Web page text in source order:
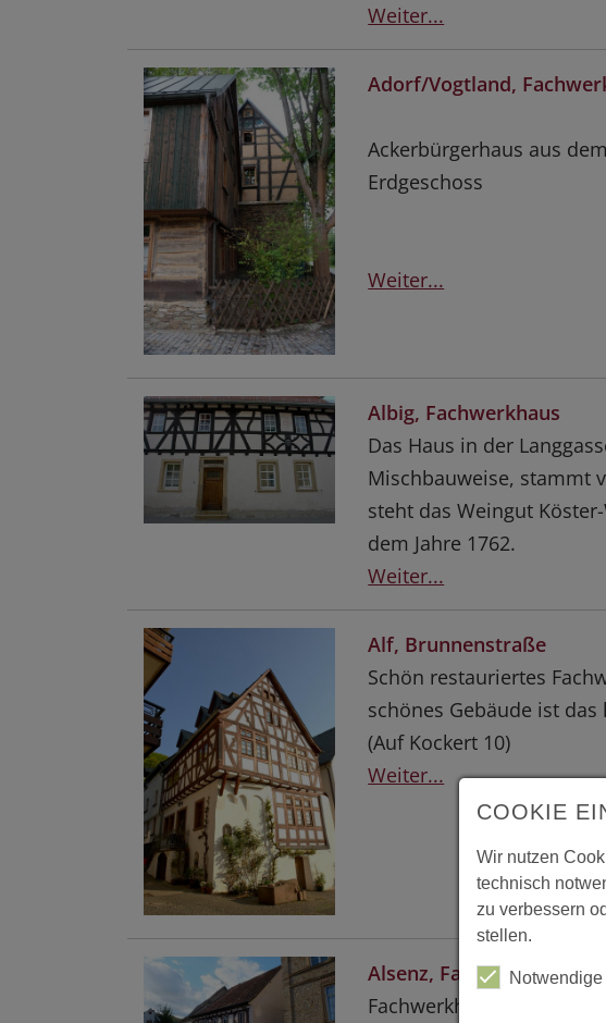
Weiter...
Adorf/Vogtland,
Ackerbürgerhaus aus
Erdgeschoss
Weiter...
Albig, Fachwerkhaus
Das Haus in der
Mischbauweise, stammt
steht das Weingut
dem Jahre 1762.
Weiter...
Alf, Brunnenstraße
Schön restauriertes
schönes Gebäude ist
(Auf Kockert 10)
Weiter...
Alsenz, Fachwerkhaus
Fachwerkhaus, frühes 18.
COOKIE
Wir nutzen
technisch
zu verbessern
stellen.